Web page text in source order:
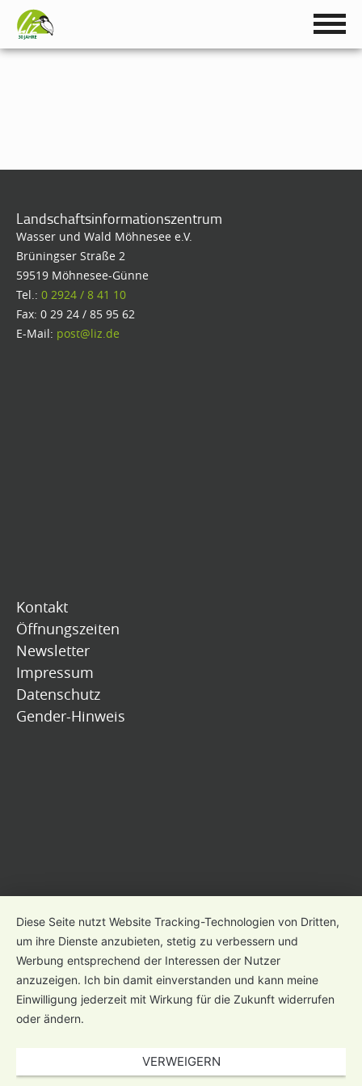
Landschaftsinformationszentrum
Wasser und Wald Möhnesee e.V.
Brüningser Straße 2
59519 Möhnesee-Günne
Tel.: 0 2924 / 8 41 10
Fax: 0 29 24 / 85 95 62
E-Mail: post@liz.de
Kontakt
Öffnungszeiten
Newsletter
Impressum
Datenschutz
Gender-Hinweis
Diese Seite nutzt Website Tracking-Technologien von Dritten,
um ihre Dienste anzubieten, stetig zu verbessern und
Werbung entsprechend der Interessen der Nutzer
anzuzeigen. Ich bin damit einverstanden und kann meine
Einwilligung jederzeit mit Wirkung für die Zukunft widerrufen
oder ändern.
VERWEIGERN